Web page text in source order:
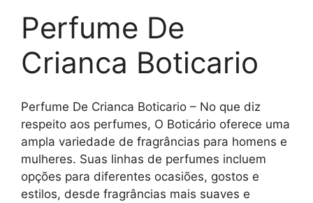
Perfume De
Crianca Boticario
Perfume De Crianca Boticario – No que diz
respeito aos perfumes, O Boticário oferece uma
ampla variedade de fragrâncias para homens e
mulheres. Suas linhas de perfumes incluem
opções para diferentes ocasiões, gostos e
estilos, desde fragrâncias mais suaves e